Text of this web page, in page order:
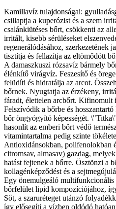
Kamillavíz tulajdonságai:
csillaptja a kuperózist és a szem
csalánkiütéses bőrt, csökkenti az
irritált, kisebb sérüléseket
regenerálódásához, szerkezetének
tisztítja és fellazítja az eltömődött
A damaszkuszi rózsavíz bármely
élénkítő virágvíz. Feszesítő és
felüdíti és hidratálja az arcot.
bőrnek. Nyugtatja az érzékeny,
fáradt, élettelen arcbőrt. Kifinomult
Felszívódik a bőrbe és
bőr öngyógyító képességét.
hasonlít az emberi bőrt védő
vitamintartalma pedig szinte
Antioxidánsokban, polifenolokban
citromsav, almasav) gazdag,
hatást fejtenek a bőrre. Ösztönzi a
kollagénképződést és a
Egy önemulgeáló multifunkcionális
bőrfelület lipid kompozíciójához,
Sőt, a szaruréteget utánzó
így elősegíti a vízben oldódó